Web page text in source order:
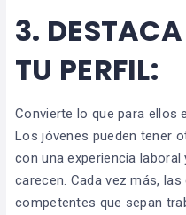
3.
TU PERFIL:
Convierte lo que para ellos
Los jóvenes pueden tener
con una experiencia
carecen. Cada vez más,
competentes que sepan